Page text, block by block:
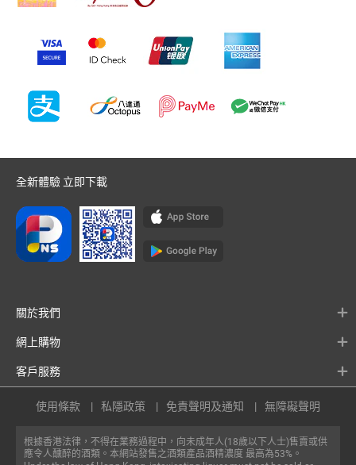
全新體驗 立即下載
關於我們
網上購物
客戶服務
根據香港法律，不得在業務過程中，向未成年人(18歲以下人士)售賣或供
應令人醺醉的酒類。本網站發售之酒類產品酒精濃度 最高為53%。
使用條款 私隱政策 免責聲明及通知 無障礙聲明